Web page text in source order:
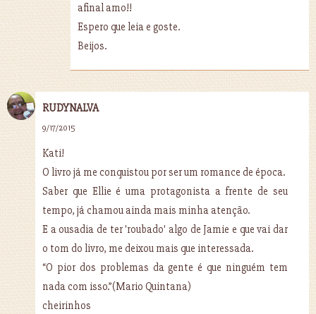
afinal amo!!
Espero que leia e goste.
Beijos.
RUDYNALVA
9/17/2015
Kati!
O livro já me conquistou por ser um romance de época.
Saber que Ellie é uma protagonista a frente de seu
tempo, já chamou ainda mais minha atenção.
E a ousadia de ter 'roubado' algo de Jamie e que vai dar
o tom do livro, me deixou mais que interessada.
“O pior dos problemas da gente é que ninguém tem
nada com isso.”(Mario Quintana)
cheirinhos